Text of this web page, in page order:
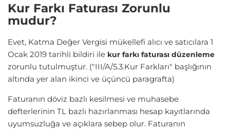
Kur Farkı Faturası Zorunlu
mudur?
Evet, Katma Değer Vergisi mükellefi alıcı ve satıcılara 1
Ocak 2019 tarihli bildiri ile kur farkı faturası düzenleme
zorunlu tutulmuştur. ("III/A/5.3.Kur Farkları" başlığının
altında yer alan ikinci ve üçüncü paragrafta)
Faturanın döviz bazlı kesilmesi ve muhasebe
defterlerinin TL bazlı hazırlanması hesap kayıtlarında
uyumsuzluğa ve açıklara sebep olur. Faturanın